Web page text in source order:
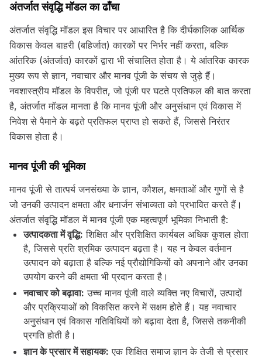
अंतर्जात संवृद्धि मॉडल का ढाँचा
अंतर्जात संवृद्धि मॉडल इस विचार पर आधारित है कि दीर्घकालिक आर्थिक
विकास केवल बाहरी (बहिर्जात) कारकों पर निर्भर नहीं करता, बल्कि
आंतरिक (अंतर्जात) कारकों द्वारा भी संचालित होता है। ये आंतरिक कारक
मुख्य रूप से ज्ञान, नवाचार और मानव पूंजी के संचय से जुड़े हैं।
नवशास्त्रीय मॉडल के विपरीत, जो पूंजी पर घटते प्रतिफल की बात करता
है, अंतर्जात मॉडल मानता है कि मानव पूंजी और अनुसंधान एवं विकास में
निवेश से पैमाने के बढ़ते प्रतिफल प्राप्त हो सकते हैं, जिससे निरंतर
विकास होता है।
मानव पूंजी की भूमिका
मानव पूंजी से तात्पर्य जनसंख्या के ज्ञान, कौशल, क्षमताओं और गुणों से है
जो उनकी उत्पादन क्षमता और धनार्जन संभाव्यता को प्रभावित करते हैं।
अंतर्जात संवृद्धि मॉडल में मानव पूंजी एक महत्वपूर्ण भूमिका निभाती है:
उत्पादकता में वृद्धि: शिक्षित और प्रशिक्षित कार्यबल अधिक कुशल होता
है, जिससे प्रति श्रमिक उत्पादन बढ़ता है। यह न केवल वर्तमान
उत्पादन को बढ़ाता है बल्कि नई प्रौद्योगिकियों को अपनाने और उनका
उपयोग करने की क्षमता भी प्रदान करता है।
नवाचार को बढ़ावा: उच्च मानव पूंजी वाले व्यक्ति नए विचारों, उत्पादों
और प्रक्रियाओं को विकसित करने में सक्षम होते हैं। यह नवाचार
अनुसंधान एवं विकास गतिविधियों को बढ़ावा देता है, जिससे तकनीकी
प्रगति होती है।
ज्ञान के प्रसार में सहायक: एक शिक्षित समाज ज्ञान के तेजी से प्रसार